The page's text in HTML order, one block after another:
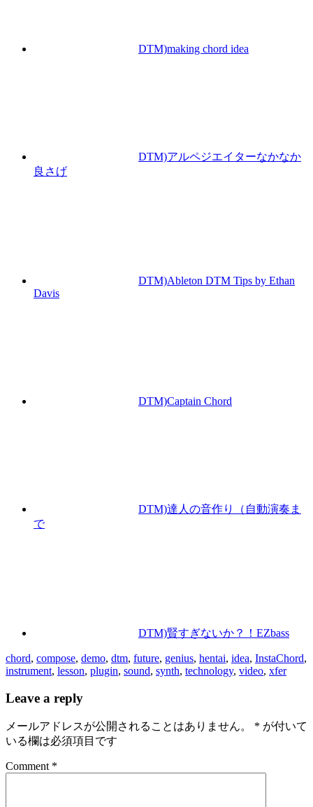
DTM)making chord idea
DTM)アルペジエイターなかなか
良さげ
DTM)Ableton DTM Tips by Ethan
Davis
DTM)Captain Chord
DTM)達人の音作り（自動演奏ま
で
DTM)賢すぎないか？！EZbass
chord, compose, demo, dtm, future, genius, hentai, idea, InstaChord,
instrument, lesson, plugin, sound, synth, technology, video, xfer
Leave a reply
メールアドレスが公開されることはありません。 * が付いて
いる欄は必須項目です
Comment *